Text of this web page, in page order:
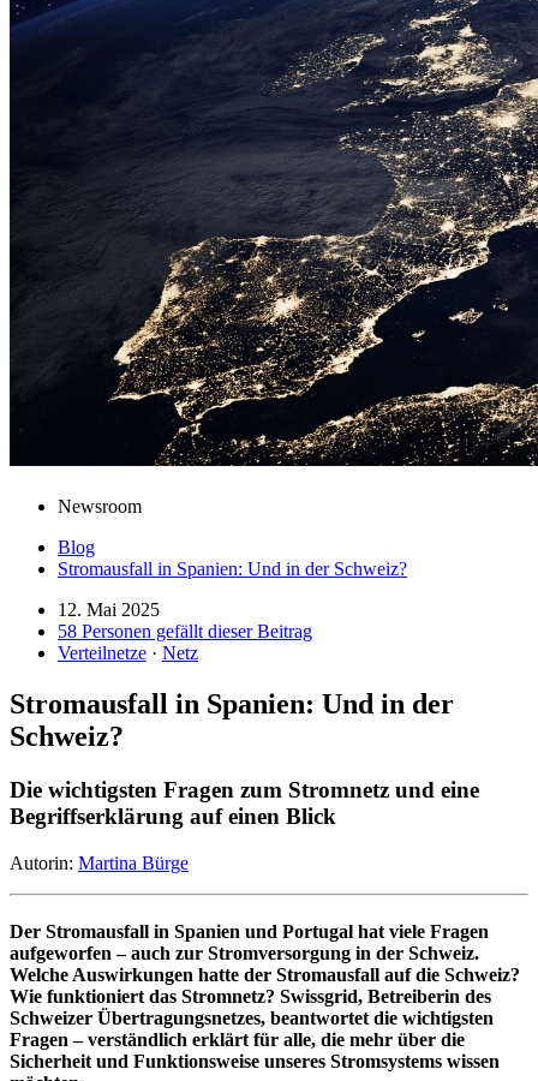
Newsroom
Blog
Stromausfall in Spanien: Und in der Schweiz?
12. Mai 2025
58 Personen gefällt dieser Beitrag
Verteilnetze · Netz
Stromausfall in Spanien: Und in der
Schweiz?
Die wichtigsten Fragen zum Stromnetz und eine
Begriffserklärung auf einen Blick
Autorin: Martina Bürge
Der Stromausfall in Spanien und Portugal hat viele Fragen
aufgeworfen – auch zur Stromversorgung in der Schweiz.
Welche Auswirkungen hatte der Stromausfall auf die Schweiz?
Wie funktioniert das Stromnetz? Swissgrid, Betreiberin des
Schweizer Übertragungsnetzes, beantwortet die wichtigsten
Fragen – verständlich erklärt für alle, die mehr über die
Sicherheit und Funktionsweise unseres Stromsystems wissen